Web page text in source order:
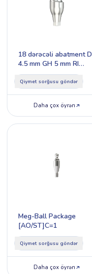
18 dərəcəli abatment D
4.5 mm GH 5 mm RI
Type 2
Qiymet sorğusu göndər
Daha çox öyrən
Meg-Ball Package
[AO/ST]C=1
Qiymet sorğusu göndər
Daha çox öyrən